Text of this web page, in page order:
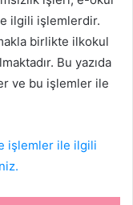
ilgili işlemlerdir.
birlikte ilkokul
Bu yazıda
ve bu işlemler ile
işlemler ile ilgili